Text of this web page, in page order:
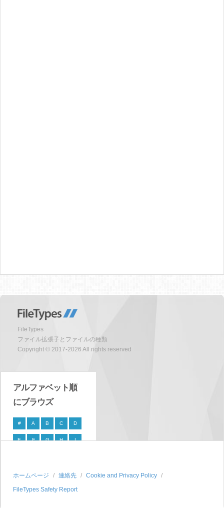
FileTypes
ファイル拡張子とファイルの種類
Copyright © 2017-2026 All rights reserved
アルファベット順
にブラウズ
# A B C D
E F G H I
P Q R S
T U V W X
ホームページ 連絡先
Cookie and Privacy Policy
FileTypes Safety Report